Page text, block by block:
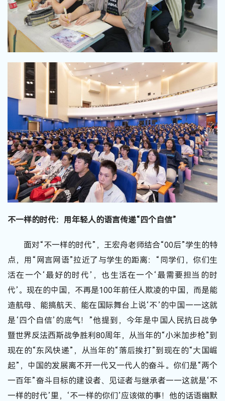
不一样的时代：用年轻人的语言传递“四个自信”
面对“不一样的时代”，王宏舟老师结合“00后”学生的特
点，用“网言网语”拉近了与学生的距离：“同学们，你们生
活在一个‘最好的时代’，也生活在一个‘最需要担当的时
代’。现在的中国，不再是100年前任人欺凌的中国，而是能
造航母、能搞航天、能在国际舞台上说‘不’的中国——这就
是‘四个自信’的底气！”他提到，今年是中国人民抗日战争
暨世界反法西斯战争胜利80周年，从当年的“小米加步枪”到
现在的“东风快递”，从当年的“落后挨打”到现在的“大国崛
起”，中国的发展离不开一代又一代人的奋斗。你们是“两个
一百年”奋斗目标的建设者、见证者与继承者——这就是‘不
一样的时代’里，‘不一样的你们’应该做的事！他的话语幽默